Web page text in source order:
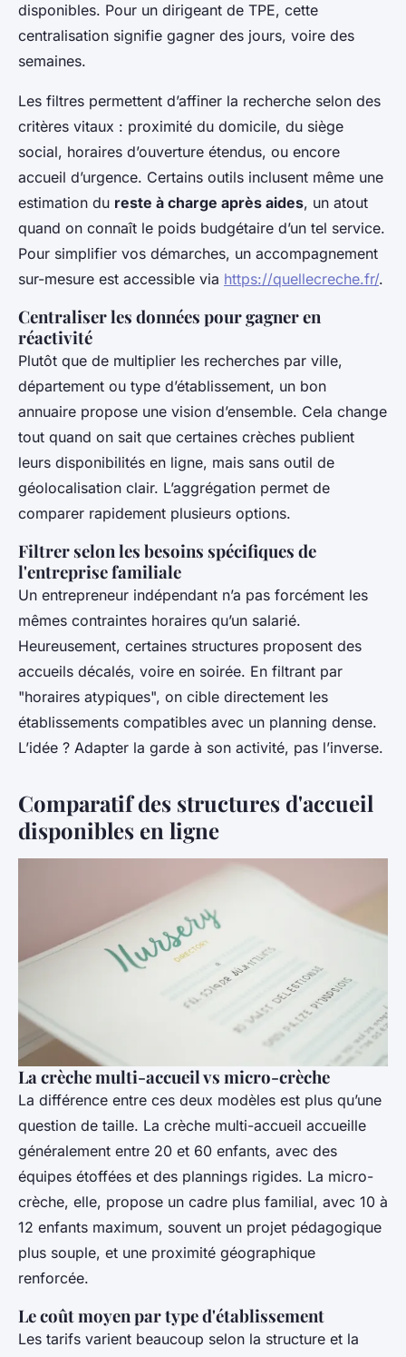
disponibles. Pour un dirigeant de TPE, cette
centralisation signifie gagner des jours, voire des
semaines.
Les filtres permettent d’affiner la recherche selon des
critères vitaux : proximité du domicile, du siège
social, horaires d’ouverture étendus, ou encore
accueil d’urgence. Certains outils inclusent même une
estimation du reste à charge après aides, un atout
quand on connaît le poids budgétaire d’un tel service.
Pour simplifier vos démarches, un accompagnement
sur-mesure est accessible via https://quellecreche.fr/.
Centraliser les données pour gagner en
réactivité
Plutôt que de multiplier les recherches par ville,
département ou type d’établissement, un bon
annuaire propose une vision d’ensemble. Cela change
tout quand on sait que certaines crèches publient
leurs disponibilités en ligne, mais sans outil de
géolocalisation clair. L’aggrégation permet de
comparer rapidement plusieurs options.
Filtrer selon les besoins spécifiques de
l'entreprise familiale
Un entrepreneur indépendant n’a pas forcément les
mêmes contraintes horaires qu’un salarié.
Heureusement, certaines structures proposent des
accueils décalés, voire en soirée. En filtrant par
"horaires atypiques", on cible directement les
établissements compatibles avec un planning dense.
L’idée ? Adapter la garde à son activité, pas l’inverse.
Comparatif des structures d'accueil
disponibles en ligne
La crèche multi-accueil vs micro-crèche
La différence entre ces deux modèles est plus qu’une
question de taille. La crèche multi-accueil accueille
généralement entre 20 et 60 enfants, avec des
équipes étoffées et des plannings rigides. La micro-
crèche, elle, propose un cadre plus familial, avec 10 à
12 enfants maximum, souvent un projet pédagogique
plus souple, et une proximité géographique
renforcée.
Le coût moyen par type d'établissement
Les tarifs varient beaucoup selon la structure et la